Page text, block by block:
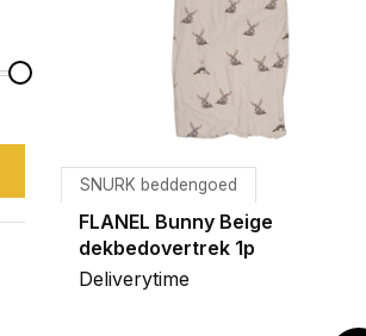
SNURK beddengoed
FLANEL Bunny Beige
dekbedovertrek 1p
Deliverytime